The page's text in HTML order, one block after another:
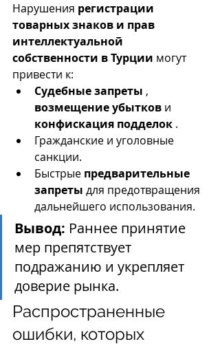
Нарушения регистрации
товарных знаков и прав
интеллектуальной
собственности в Турции могут
привести к:
Судебные запреты ,
возмещение убытков и
конфискация подделок .
Гражданские и уголовные
санкции.
Быстрые предварительные
запреты для предотвращения
дальнейшего использования.
Вывод: Раннее принятие
мер препятствует
подражанию и укрепляет
доверие рынка.
Распространенные
ошибки, которых